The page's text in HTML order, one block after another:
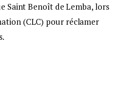
Saint Benoît de Lemba, lors
(CLC) pour réclamer